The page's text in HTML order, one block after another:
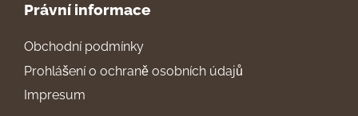
Právní informace
Obchodní podmínky
Prohlášení o ochraně osobních údajů
Impresum